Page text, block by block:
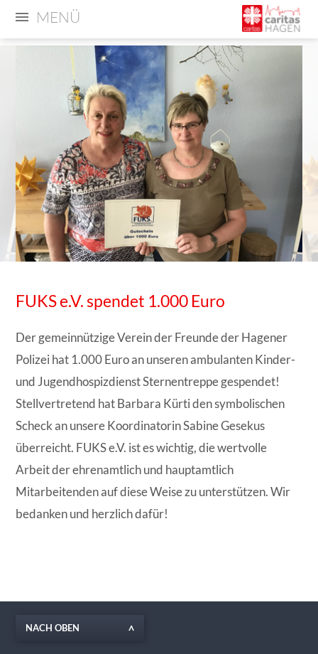
MENÜ
FUKS e.V. spendet 1.000 Euro
Der gemeinnützige Verein der Freunde der Hagener
Polizei hat 1.000 Euro an unseren ambulanten Kinder-
und Jugendhospizdienst Sternentreppe gespendet!
Stellvertretend hat Barbara Kürti den symbolischen
Scheck an unsere Koordinatorin Sabine Gesekus
überreicht. FUKS e.V. ist es wichtig, die wertvolle
Arbeit der ehrenamtlich und hauptamtlich
Mitarbeitenden auf diese Weise zu unterstützen. Wir
bedanken und herzlich dafür!
NACH OBEN